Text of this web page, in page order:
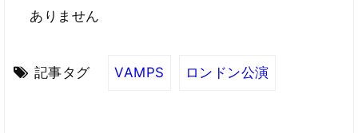
ありません
記事タグ VAMPS ロンドン公演